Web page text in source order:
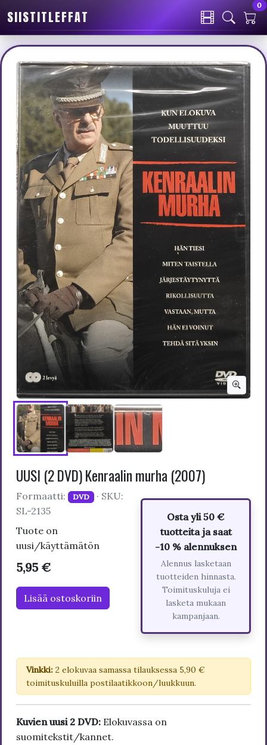
SIISTITLEFFAT
0
UUSI (2 DVD) Kenraalin murha (2007)
Formaatti: DVD · SKU:
SL-2135
Tuote on
uusi/käyttämätön
5,95 €
Lisää ostoskoriin
Osta yli 50 €
tuotteita ja saat
-10 % alennuksen
Alennus lasketaan
tuotteiden hinnasta.
Toimituskuluja ei
lasketa mukaan
kampanjaan.
Vinkki: 2 elokuvaa samassa tilauksessa 5,90 €
toimituskuluilla postilaatikkoon/luukkuun.
Kuvien uusi 2 DVD: Elokuvassa on
suomitekstit/kannet.